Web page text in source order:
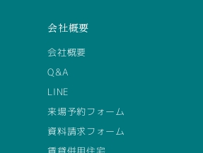
会社概要
会社概要
Q&A
LINE
来場予約フォーム
資料請求フォーム